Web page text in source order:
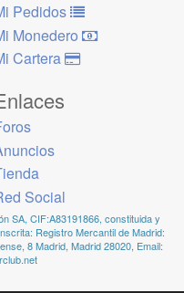
Pedidos
Monedero
Cartera
Social
SA, CIF:A83191866, constituida y
Registro Mercantil de Madrid:
8 Madrid, Madrid 28020, Email: